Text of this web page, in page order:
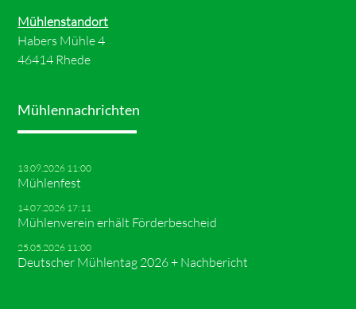
Mühlenstandort
Habers Mühle 4
46414 Rhede
Mühlennachrichten
13.09.2026 11:00
Mühlenfest
14.07.2026 17:11
Mühlenverein erhält Förderbescheid
25.05.2026 11:00
Deutscher Mühlentag 2026 + Nachbericht